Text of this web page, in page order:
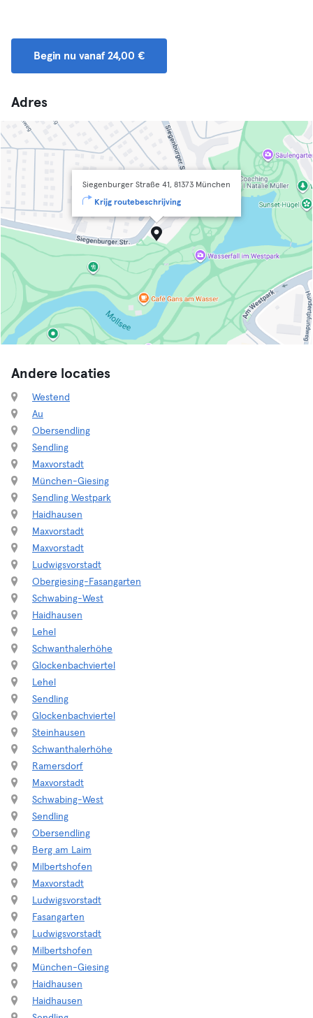
Begin nu vanaf 24,00 €
Adres
Siegenburger Straße 41, 81373 München
Krijg routebeschrijving
Andere locaties
Westend
Au
Obersendling
Sendling
Maxvorstadt
München-Giesing
Sendling Westpark
Haidhausen
Maxvorstadt
Maxvorstadt
Ludwigsvorstadt
Obergiesing-Fasangarten
Schwabing-West
Haidhausen
Lehel
Schwanthalerhöhe
Glockenbachviertel
Lehel
Sendling
Glockenbachviertel
Steinhausen
Schwanthalerhöhe
Ramersdorf
Maxvorstadt
Schwabing-West
Sendling
Obersendling
Berg am Laim
Milbertshofen
Maxvorstadt
Ludwigsvorstadt
Fasangarten
Ludwigsvorstadt
Milbertshofen
München-Giesing
Haidhausen
Haidhausen